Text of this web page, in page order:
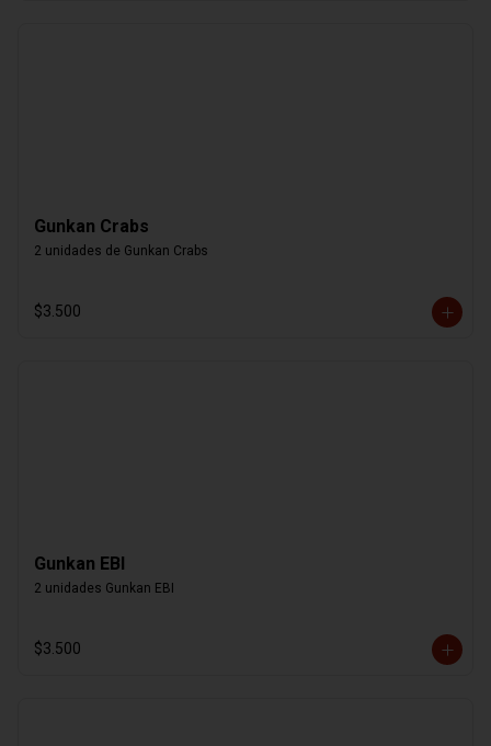
Gunkan Crabs
2 unidades de Gunkan Crabs
$3.500
Gunkan EBI
2 unidades Gunkan EBI
$3.500